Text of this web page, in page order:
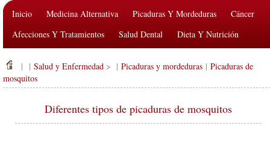
Inicio Medicina Alternativa Picaduras Y Mordeduras
Cáncer
Afecciones Y Tratamientos
Salud Dental
Dieta Y Nutrición
Salud Pública Y Seguridad
Cirugías Y Procedimientos
| | Salud y Enfermedad > | Picaduras y mordeduras | Picaduras de
mosquitos
Diferentes tipos de picaduras de mosquitos